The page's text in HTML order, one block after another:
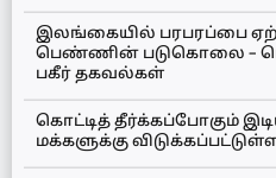
இலங்கையில் பரபரப்பை
பெண்ணின் படுகொலை –
பகீர் தகவல்கள்
கொட்டித் தீர்க்கப்போகும்
மக்களுக்கு